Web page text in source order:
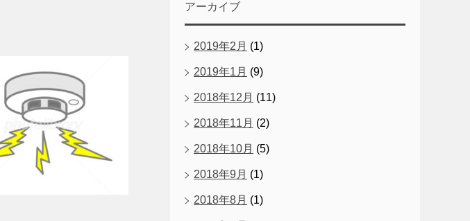
アーカイブ
2019年2月 (1)
2019年1月 (9)
2018年12月 (11)
2018年11月 (2)
2018年10月 (5)
2018年9月 (1)
2018年8月 (1)